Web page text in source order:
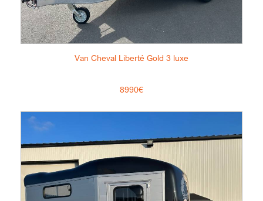
Van Cheval Liberté Gold 3 luxe
8990€